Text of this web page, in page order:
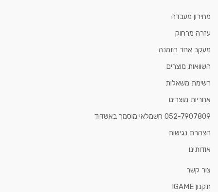
מחירון מעבדה
עזרה מרחוק
מעקב אחר הזמנה
השוואות מוצרים
רשימת משאלות
אחריות מוצרים
052-7907809 חשמלאי מוסמך באשדוד
הצהרת נגישות
אודותינו
צור קשר
תקנון IGAME